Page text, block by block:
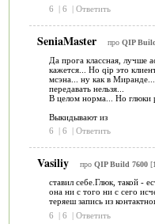
6
| 6 | Ответить
SeniaMaster про QIP
Да прога классная, лучше
кажется... Но qip это
мсэна... ну как в
передавать нельзя...
В целом норма... Но глюки
Выкидывают из
6
| 6 | Ответить
Vasiliy про QIP Build 7600
ставил себе.Глюк, такой -
она ни с того ни с сего
теряеш запись из
6
| 6 | Ответить